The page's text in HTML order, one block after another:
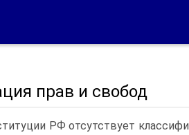
прав и свобод
РФ отсутствует